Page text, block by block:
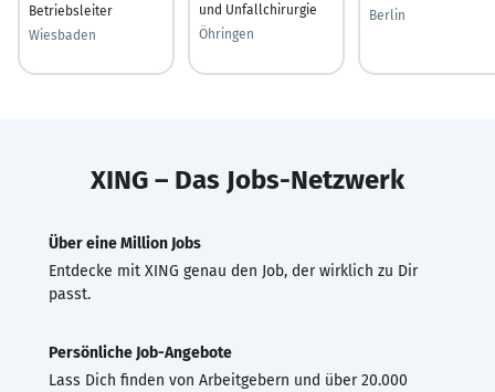
Betriebsleiter
Wiesbaden
und Unfallchirurgie
Öhringen
Berlin
XING – Das Jobs-Netzwerk
Über eine Million Jobs
Entdecke mit XING genau den Job, der wirklich zu Dir
passt.
Persönliche Job-Angebote
Lass Dich finden von Arbeitgebern und über 20.000